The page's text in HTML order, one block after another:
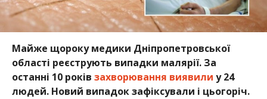
Майже щороку медики Дніпропетровської
області реєструють випадки малярії. За
останні 10 років захворювання виявили у 24
людей. Новий випадок зафіксували і цьогоріч.